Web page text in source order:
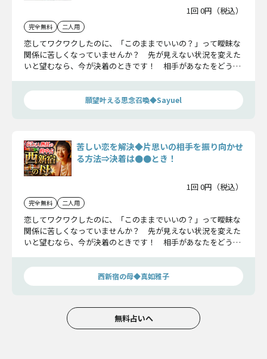
1回 0円（税込）
完全無料 二人用
恋してワクワクしたのに、「このままでいいの？」って曖昧な
関係に苦しくなっていませんか？ 先が見えない状況を変えた
いと望むなら、今が決着のときです！ 相手があなたをどう想
タバやん。が二人の恋を占います！
願望叶える思念召喚◆Sayuel
苦しい恋を解決◆片思いの相手を振り向かせ
る方法⇒決着は●●とき！
1回 0円（税込）
完全無料 二人用
恋してワクワクしたのに、「このままでいいの？」って曖昧な
関係に苦しくなっていませんか？ 先が見えない状況を変えた
いと望むなら、今が決着のときです！ 相手があなたをどう想
タバやん。が二人の恋を占います！
西新宿の母◆真如雅子
無料占いへ